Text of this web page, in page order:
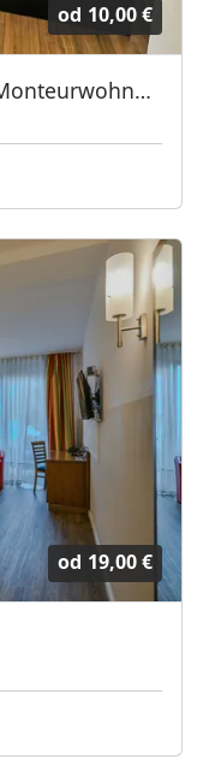
od 10,00 €
Top Lage, top Ausstattung: Monteurwohnung Frankfurter Bett GmbH
od 19,00 €